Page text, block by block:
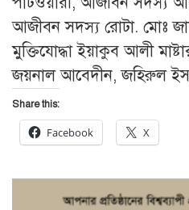
আজীবন সদস্য রোটা. মোঃ
মুক্তিযোদ্ধা ইয়াকুব আলী
জয়নাল আবেদীন, জহিরুল
Share this:
Facebook X